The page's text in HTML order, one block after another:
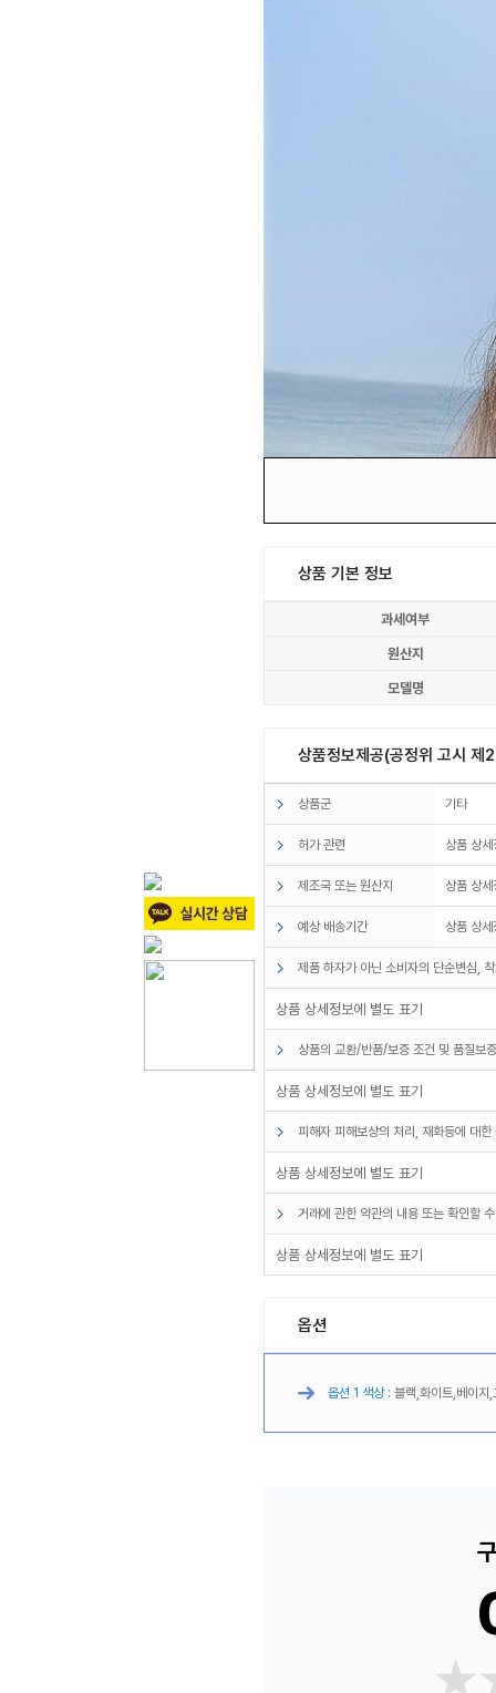
상품 기본 정보
과세여부
원산지
모델명
상품정보제공(공정위 고시
상품군 기타
허가 관련 상품 상
제조국 또는 원산지 상품 상
예상 배송기간 상품 상
제품 하자가 아닌 소비자의 단순변심,
상품 상세정보에 별도 표기
상품의 교환/반품/보증 조건 및 품질보
상품 상세정보에 별도 표기
피해자 피해보상의 처리, 재화등에 대
상품 상세정보에 별도 표기
거래에 관한 약관의 내용 또는 확인할
상품 상세정보에 별도 표기
옵션
옵션 1 색상 : 블랙,화이트,베이지